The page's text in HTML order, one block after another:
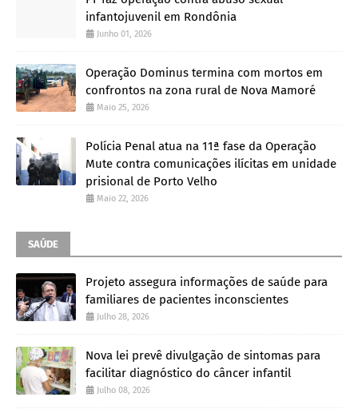
infantojuvenil em Rondônia
Junho 01, 2026
Operação Dominus termina com mortos em
confrontos na zona rural de Nova Mamoré
Maio 25, 2026
Polícia Penal atua na 11ª fase da Operação
Mute contra comunicações ilícitas em unidade
prisional de Porto Velho
Maio 22, 2026
SAÚDE
Projeto assegura informações de saúde para
familiares de pacientes inconscientes
Julho 28, 2026
Nova lei prevê divulgação de sintomas para
facilitar diagnóstico do câncer infantil
Julho 08, 2026